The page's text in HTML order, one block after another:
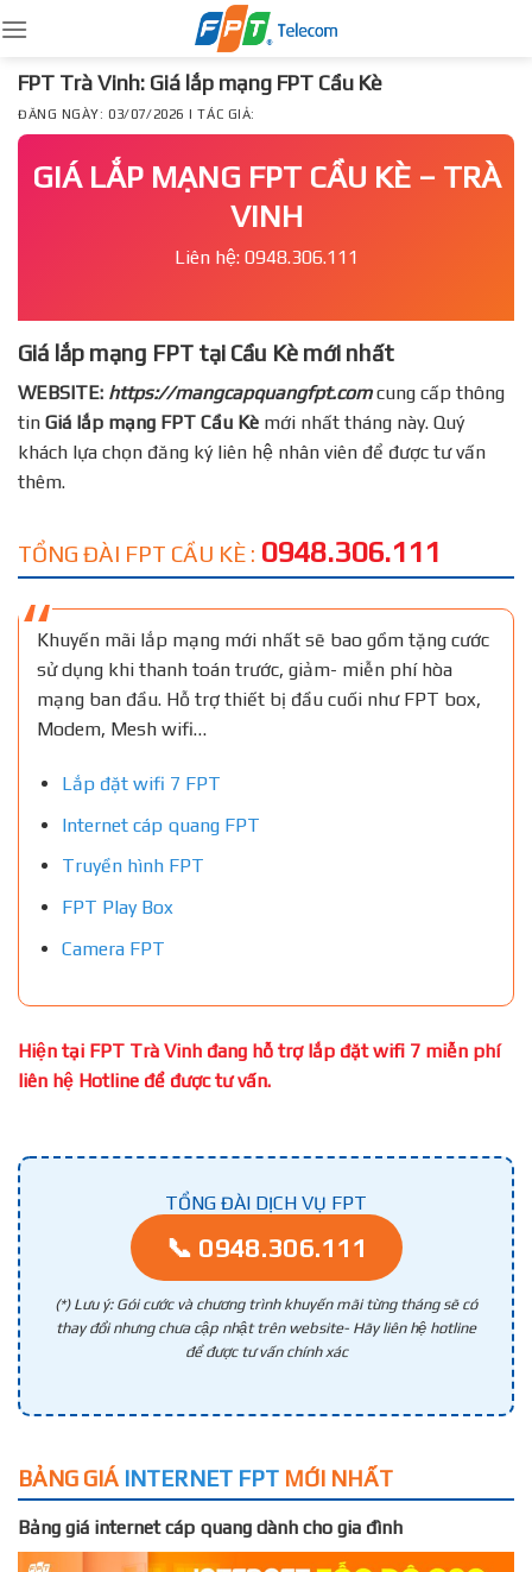
to
content
FPT Trà Vinh: Giá lắp mạng FPT Cầu Kè
ĐĂNG NGÀY: 03/07/2026 | TÁC GIẢ:
GIÁ LẮP MẠNG FPT CẦU KÈ – TRÀ
VINH
Liên hệ: 0948.306.111
Giá lắp mạng FPT tại Cầu Kè mới nhất
WEBSITE: https://mangcapquangfpt.comcung cấp thông
tin Giá lắp mạng FPT Cầu Kè mới nhất tháng này. Quý
khách lựa chọn đăng ký liên hệ nhân viên để được tư vấn
thêm.
TỔNG ĐÀI FPT CẦU KÈ : 0948.306.111
Khuyến mãi lắp mạng mới nhất sẽ bao gồm tặng cước
sử dụng khi thanh toán trước, giảm- miễn phí hòa
mạng ban đầu. Hỗ trợ thiết bị đầu cuối như FPT box,
Modem, Mesh wifi…
Lắp đặt wifi 7 FPT
Internet cáp quang FPT
Truyền hình FPT
FPT Play Box
Camera FPT
Hiện tại FPT Trà Vinh đang hỗ trợ lắp đặt wifi 7 miễn phí
liên hệ Hotline để được tư vấn.
TỔNG ĐÀI DỊCH VỤ FPT
📞 0948.306.111
(*) Lưu ý: Gói cước và chương trình khuyến mãi từng tháng sẽ có
thay đổi nhưng chưa cập nhật trên website- Hãy liên hệ hotline
để được tư vấn chính xác
BẢNG GIÁ INTERNET FPT MỚI NHẤT
Bảng giá internet cáp quang dành cho gia đình